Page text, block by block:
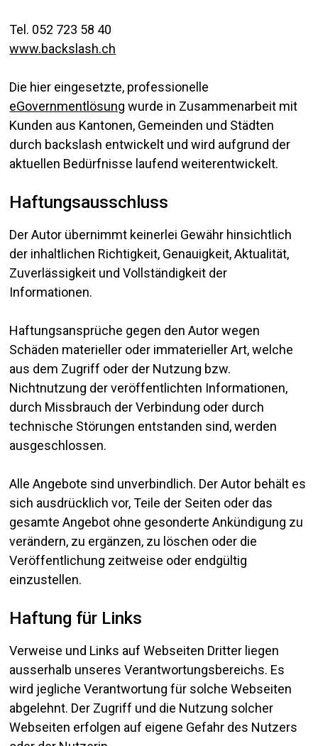
Tel. 052 723 58 40
www.backslash.ch
Die hier eingesetzte, professionelle
eGovernmentlösung wurde in Zusammenarbeit mit
Kunden aus Kantonen, Gemeinden und Städten
durch backslash entwickelt und wird aufgrund der
aktuellen Bedürfnisse laufend weiterentwickelt.
Haftungsausschluss
Der Autor übernimmt keinerlei Gewähr hinsichtlich
der inhaltlichen Richtigkeit, Genauigkeit, Aktualität,
Zuverlässigkeit und Vollständigkeit der
Informationen.
Haftungsansprüche gegen den Autor wegen
Schäden materieller oder immaterieller Art, welche
aus dem Zugriff oder der Nutzung bzw.
Nichtnutzung der veröffentlichten Informationen,
durch Missbrauch der Verbindung oder durch
technische Störungen entstanden sind, werden
ausgeschlossen.
Alle Angebote sind unverbindlich. Der Autor behält es
sich ausdrücklich vor, Teile der Seiten oder das
gesamte Angebot ohne gesonderte Ankündigung zu
verändern, zu ergänzen, zu löschen oder die
Veröffentlichung zeitweise oder endgültig
einzustellen.
Haftung für Links
Verweise und Links auf Webseiten Dritter liegen
ausserhalb unseres Verantwortungsbereichs. Es
wird jegliche Verantwortung für solche Webseiten
abgelehnt. Der Zugriff und die Nutzung solcher
Webseiten erfolgen auf eigene Gefahr des Nutzers